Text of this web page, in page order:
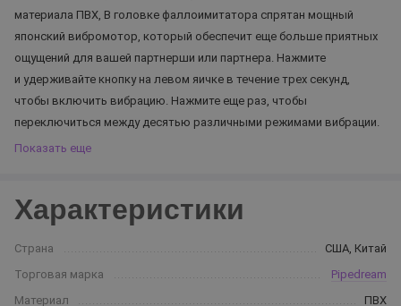
материала ПВХ, В головке фаллоимитатора спрятан мощный
японский вибромотор, который обеспечит еще больше приятных
ощущений для вашей партнерши или партнера. Нажмите
и удерживайте кнопку на левом яичке в течение трех секунд,
чтобы включить вибрацию. Нажмите еще раз, чтобы
переключиться между десятью различными режимами вибрации.
Показать еще
Характеристики
Страна
США, Китай
Торговая марка
Pipedream
Материал
ПВХ